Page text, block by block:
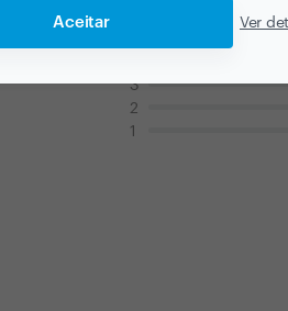
Aceitar Ver
3
2
1